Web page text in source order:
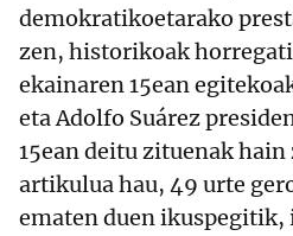
demokratikoetarako
zen, historikoak
ekainaren 15ean
eta Adolfo Suárez
15ean deitu zituenak hain
artikulua hau, 49 urte
ematen duen ikuspegitik,